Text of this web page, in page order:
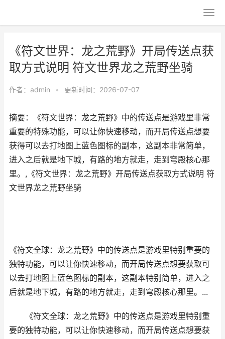
《符文世界：龙之荒野》开局传送点获
取方式说明 符文世界龙之荒野坐骑
作者： admin • 更新时间：2026-07-07
摘要：《符文世界：龙之荒野》中的传送点是游戏里非常
重要的特殊功能，可以让你快速移动，而开局传送点想要
获得可以去打地图上蓝色图标的副本，这副本非常简单，
进入之后就是地下城，有路的地方就走，走到穹殿核心那
里。,《符文世界：龙之荒野》开局传送点获取方式说明 符
文世界龙之荒野坐骑
《符文全球：龙之荒野》中的传送点是游戏里特别重要的
独特功能，可以让你快速移动，而开局传送点想要获取可
以去打地图上蓝色图标的副本，这副本特别简单，进入之
后就是地下城，有路的地方就走，走到穹殿核心那里。...
《符文全球：龙之荒野》中的传送点是游戏里特别重
要的独特功能，可以让你快速移动，而开局传送点想要获